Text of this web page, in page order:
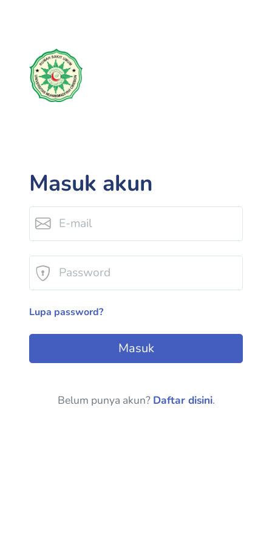
Masuk akun
Lupa password?
Masuk
Belum punya akun? Daftar disini.